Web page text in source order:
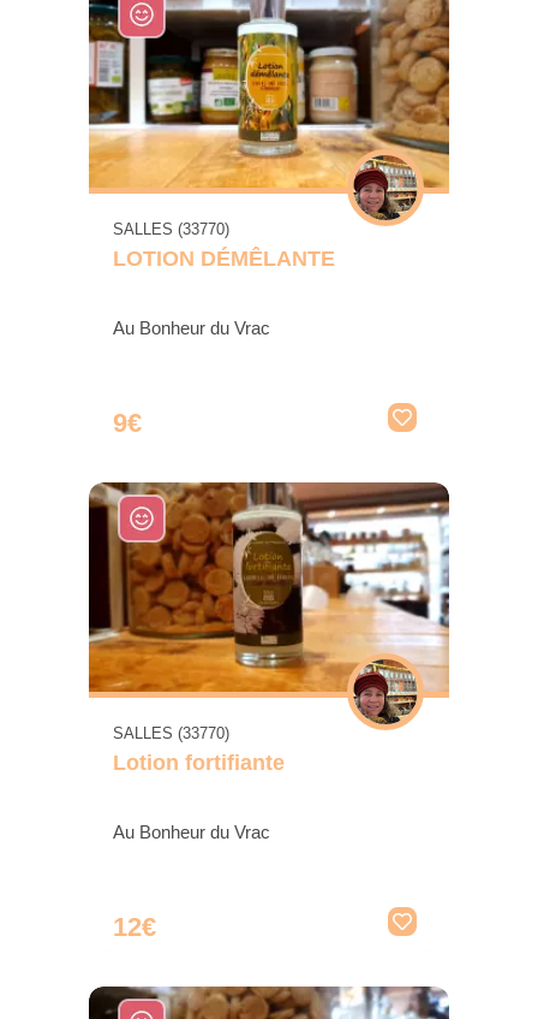
SALLES (33770)
LOTION DÉMÊLANTE
Au Bonheur du Vrac
9€
SALLES (33770)
Lotion fortifiante
Au Bonheur du Vrac
12€